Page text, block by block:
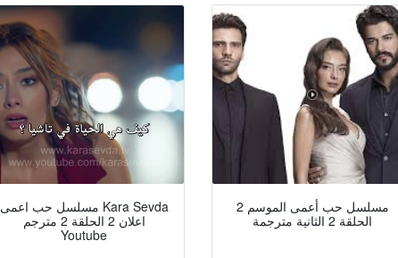
مسلسل حب اعمى Kara Sevda
اعلان 2 الحلقة 2 مترجم
Youtube
مسلسل حب أعمى الموسم 2
الحلقة 2 الثانية مترجمة